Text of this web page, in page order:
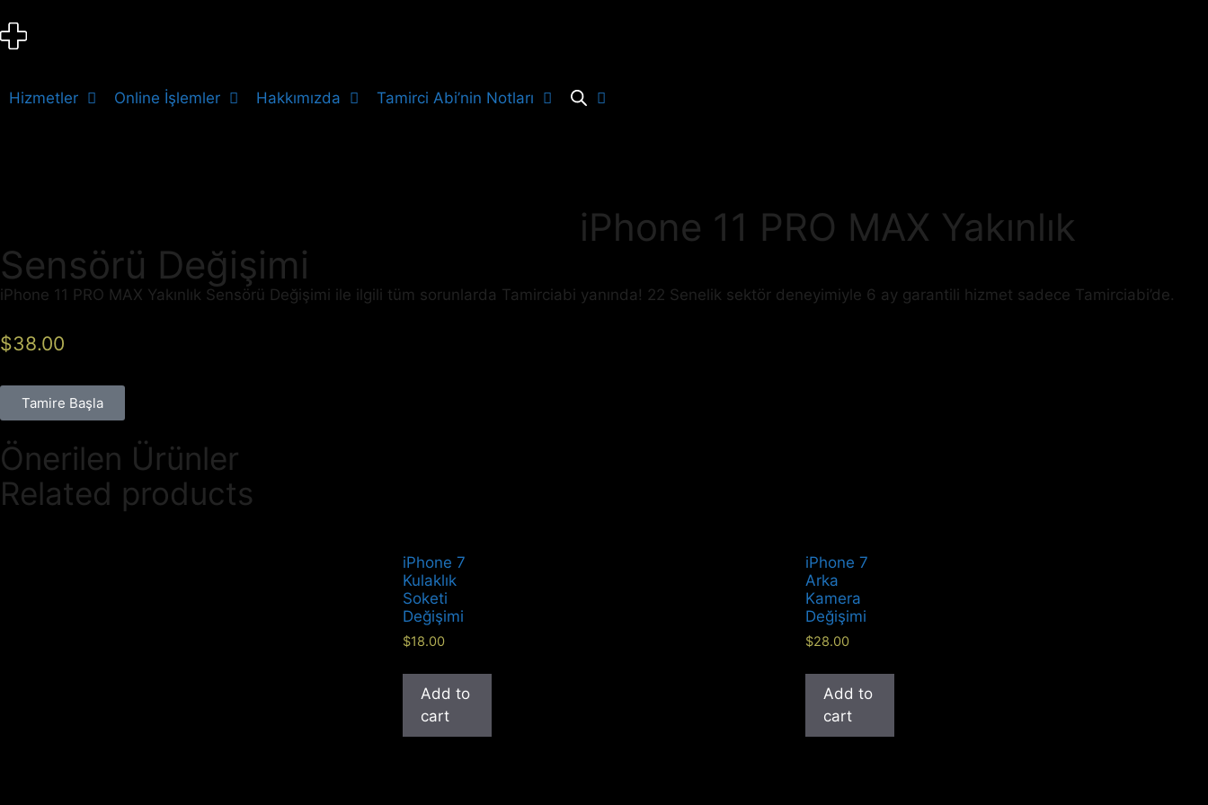
Hizmetler Online İşlemler Hakkımızda Tamirci Abi’nin Notları
iPhone 11 PRO MAX Yakınlık
Sensörü Değişimi
iPhone 11 PRO MAX Yakınlık Sensörü Değişimi ile ilgili tüm sorunlarda Tamirciabi yanında! 22 Senelik sektör deneyimiyle 6 ay garantili hizmet sadece Tamirciabi’de.
$38.00
Tamire Başla
Önerilen Ürünler
Related products
iPhone 7
Kulaklık
Soketi
Değişimi
$18.00
Add to
cart
iPhone 7
Arka
Kamera
Değişimi
$28.00
Add to
cart